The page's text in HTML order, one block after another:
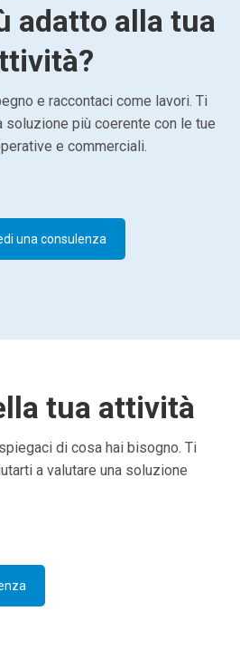
adatto alla tua
e raccontaci come lavori. Ti
soluzione più coerente con le tue
e commerciali.
una consulenza
tua attività
di cosa hai bisogno. Ti
a valutare una soluzione